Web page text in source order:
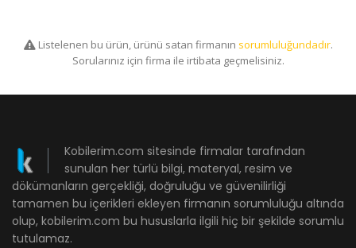
Listelenen bu ürün, ürünü satan firmanın sorumluluğundadır.
Sorularınız için firma ile irtibata geçmelisiniz.
Kobilerim.com sitesinde firmalar tarafından
sunulan her türlü bilgi, materyal, resim ve
dökümanların gerçekliği, doğruluğu ve güvenilirliği
tamamen bu içerikleri ekleyen firmanın sorumluluğu altında
olup, kobilerim.com bu hususlarla ilgili hiç bir şekilde sorumlu
tutulamaz.